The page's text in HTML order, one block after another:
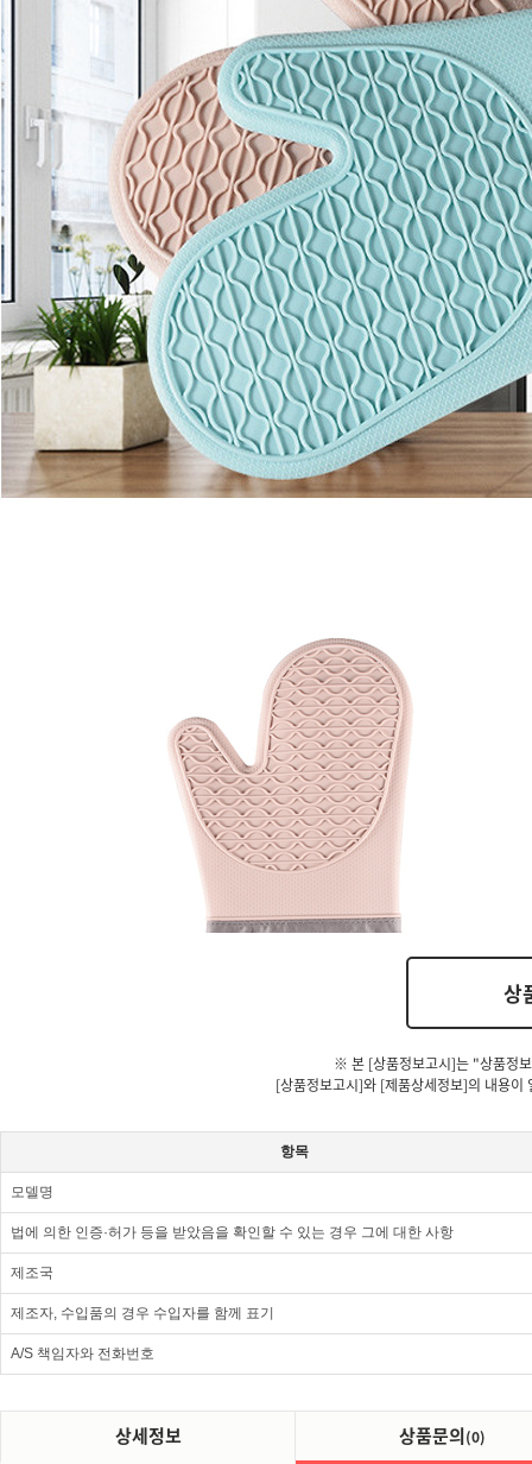
상
※ 본 [상품정보고시]는 "상품정
[상품정보고시]와 [제품상세정보]의 내용이
항목
모델명
법에 의한 인증·허가 등을 받았음을 확인할 수 있는 경우 그에 대한 사항
제조국
제조자, 수입품의 경우 수입자를 함께 표기
A/S 책임자와 전화번호
상세정보 상품문의(0)